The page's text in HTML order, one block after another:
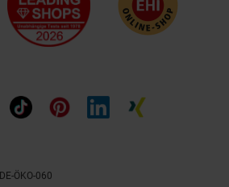
DE-ÖKO-060